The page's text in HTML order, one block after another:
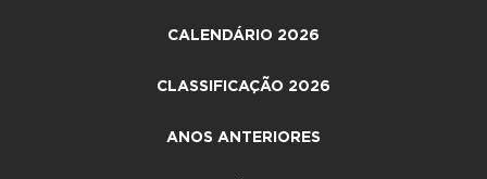
CALENDÁRIO 2026
CLASSIFICAÇÃO 2026
ANOS ANTERIORES